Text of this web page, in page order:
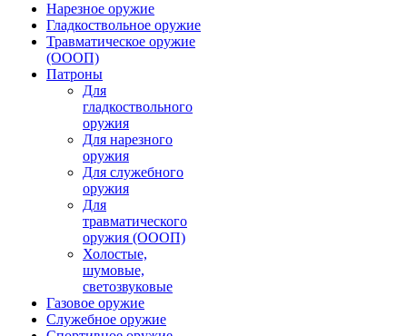
Нарезное оружие
Гладкоствольное оружие
Травматическое оружие
(ОООП)
Патроны
Для
гладкоствольного
оружия
Для нарезного
оружия
Для служебного
оружия
Для
травматического
оружия (ОООП)
Холостые,
шумовые,
светозвуковые
Газовое оружие
Служебное оружие